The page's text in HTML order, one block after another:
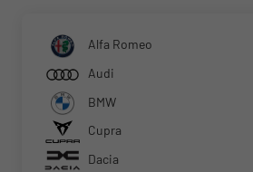
Alfa Romeo
Audi
BMW
Cupra
Dacia